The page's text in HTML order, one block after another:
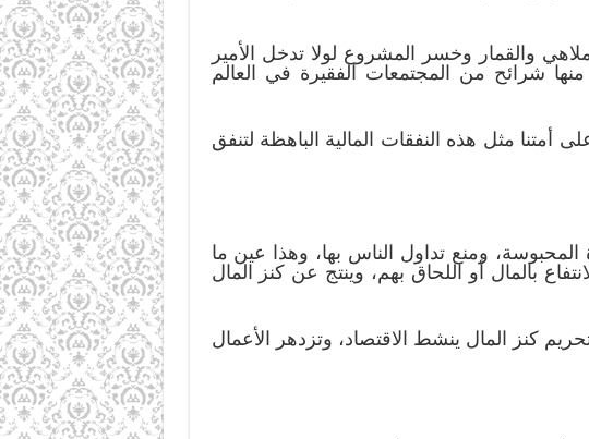
والقمار وخسر المشروع لولا تدخل الأمير
شرائح من المجتمعات الفقيرة في العالم
أمتنا مثل هذه النفقات المالية الباهظة لتنفق
المحبوسة، ومنع تداول الناس بها، وهذا عين ما
بالمال أو اللحاق بهم، وينتج عن كنز المال
كنز المال ينشط الاقتصاد، وتزدهر الأعمال